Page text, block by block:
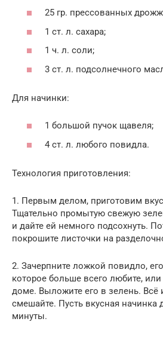
25 гр. прессованных
1 ст. л. сахара;
1 ч. л. соли;
3 ст. л. подсолнечного
Для начинки:
1 большой пучок щавеля;
4 ст. л. любого повидла.
Технология приготовления:
1. Первым делом, приготовим
Тщательно промытую свежую
и дайте ей немного подсохнуть.
покрошите листочки на
2. Зачерпните ложкой повидло,
которое больше всего любите, или
доме. Выложите его в зелень. Всё
смешайте. Пусть вкусная начинка
минуты.